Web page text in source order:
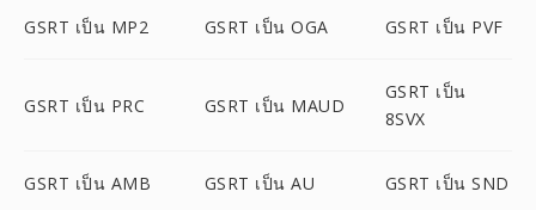
GSRT เป็น MP2 GSRT เป็น OGA GSRT เป็น PVF
GSRT เป็น PRC GSRT เป็น MAUD
GSRT เป็น
8SVX
GSRT เป็น AMB GSRT เป็น AU GSRT เป็น SND